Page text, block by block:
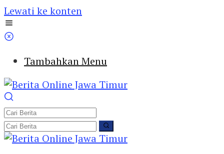
Lewati ke konten
Tambahkan Menu